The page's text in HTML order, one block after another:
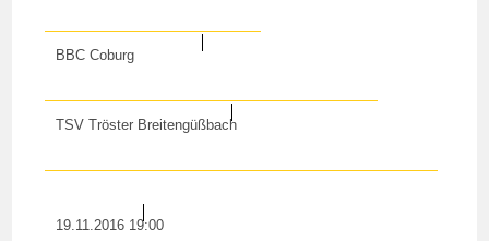
BBC Coburg
TSV Tröster Breitengüßbach
19.11.2016 19:00